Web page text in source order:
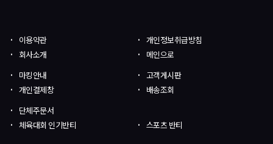
이용약관
개인정보취급방침
회사소개
메인으로
마킹안내
고객게시판
개인결제창
배송조회
단체주문서
체육대회 인기반티
스포츠 반티